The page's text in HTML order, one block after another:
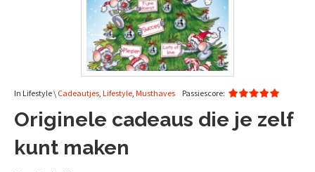
In Lifestyle \ Cadeautjes, Lifestyle, Musthaves Passiescore:
Originele cadeaus die je zelf
kunt maken